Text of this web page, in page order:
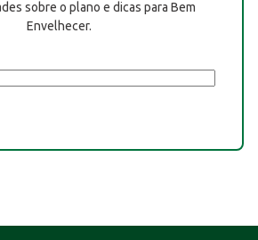
sobre o plano e dicas para Bem
Envelhecer.